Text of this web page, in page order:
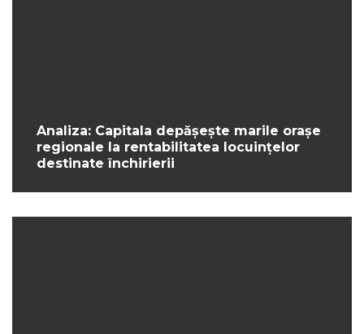
Analiza: Capitala depășește marile orașe
regionale la rentabilitatea locuințelor
destinate închirierii